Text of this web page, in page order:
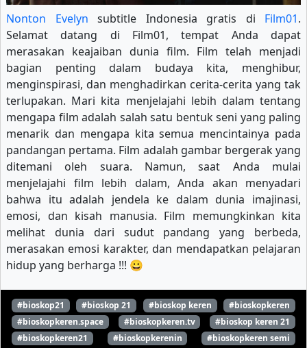
Nonton Evelyn subtitle Indonesia gratis di Film01.
Selamat datang di Film01, tempat Anda dapat
merasakan keajaiban dunia film. Film telah menjadi
bagian penting dalam budaya kita, menghibur,
menginspirasi, dan menghadirkan cerita-cerita yang tak
terlupakan. Mari kita menjelajahi lebih dalam tentang
mengapa film adalah salah satu bentuk seni yang paling
menarik dan mengapa kita semua mencintainya pada
pandangan pertama. Film adalah gambar bergerak yang
ditemani oleh suara. Namun, saat Anda mulai
menjelajahi film lebih dalam, Anda akan menyadari
bahwa itu adalah jendela ke dalam dunia imajinasi,
emosi, dan kisah manusia. Film memungkinkan kita
melihat dunia dari sudut pandang yang berbeda,
merasakan emosi karakter, dan mendapatkan pelajaran
hidup yang berharga !!! 😀
#bioskop21 #bioskop 21 #bioskop keren
#bioskopkeren
#bioskopkeren.space
#bioskopkeren.tv
#bioskop keren 21
#bioskopkeren21
#bioskopkerenin
#bioskopkeren semi